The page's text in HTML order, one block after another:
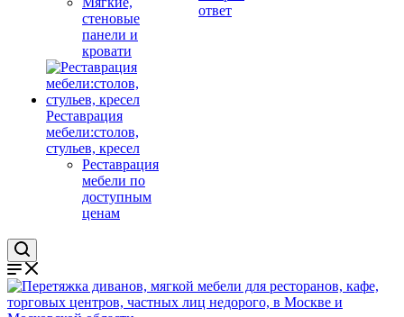
стеновые
панели и
кровати
Реставрация
мебели:столов,
стульев, кресел
Реставрация
мебели по
доступным
ценам
ответ